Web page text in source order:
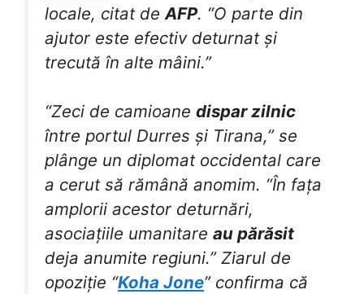
locale, citat de AFP. “O parte din
ajutor este efectiv deturnat și
trecută în alte mâini.”
“Zeci de camioane dispar zilnic
între portul Durres și Tirana,” se
plânge un diplomat occidental care
a cerut să rămână anomim. “În fața
amplorii acestor deturnări,
asociațiile umanitare au părăsit
deja anumite regiuni.” Ziarul de
opoziție “Koha Jone” confirma că